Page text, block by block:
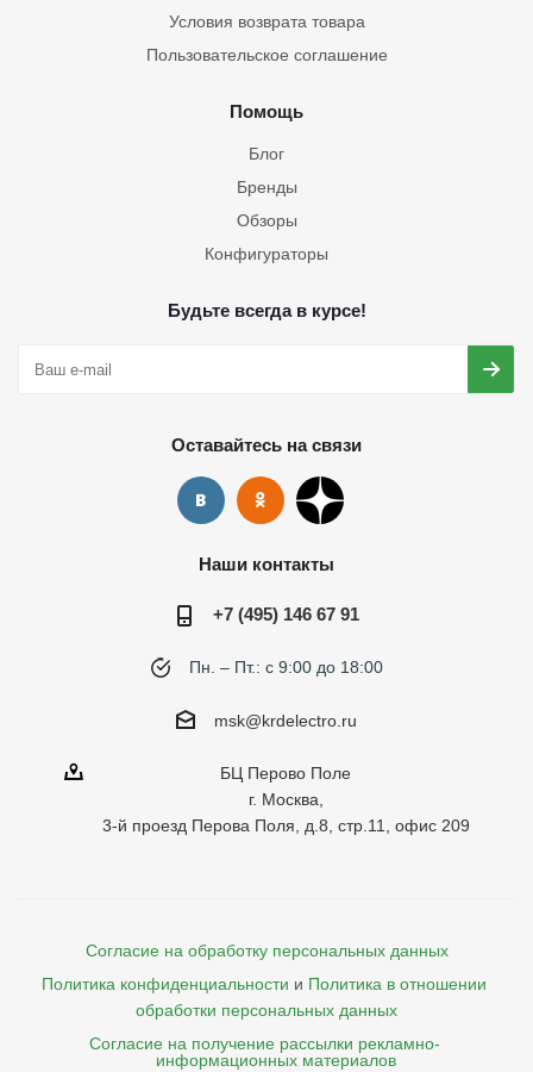
Условия возврата товара
Пользовательское соглашение
Помощь
Блог
Бренды
Обзоры
Конфигураторы
Будьте всегда в курсе!
Оставайтесь на связи
Наши контакты
+7 (495) 146 67 91
Пн. – Пт.: с 9:00 до 18:00
msk@krdelectro.ru
БЦ Перово Поле
г. Москва,
3-й проезд Перова Поля, д.8, стр.11, офис 209
Согласие на обработку персональных данных
Политика конфиденциальности и Политика в отношении
обработки персональных данных
Согласие на получение рассылки рекламно-
    информационных материалов